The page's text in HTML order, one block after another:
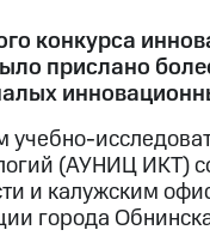
конкурса
прислано
(АУНИЦ ИКТ)
и калужским
города